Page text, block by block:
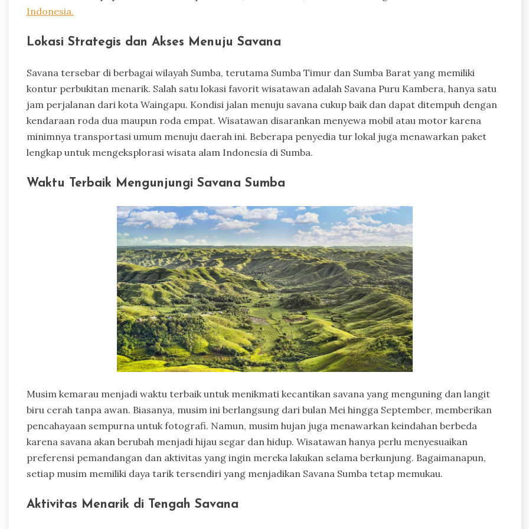
Indonesia.
Lokasi Strategis dan Akses Menuju Savana
Savana tersebar di berbagai wilayah Sumba, terutama Sumba Timur dan Sumba Barat yang memiliki
kontur perbukitan menarik. Salah satu lokasi favorit wisatawan adalah Savana Puru Kambera, hanya satu
jam perjalanan dari kota Waingapu. Kondisi jalan menuju savana cukup baik dan dapat ditempuh dengan
kendaraan roda dua maupun roda empat. Wisatawan disarankan menyewa mobil atau motor karena
minimnya transportasi umum menuju daerah ini. Beberapa penyedia tur lokal juga menawarkan paket
lengkap untuk mengeksplorasi wisata alam Indonesia di Sumba.
Waktu Terbaik Mengunjungi Savana Sumba
Musim kemarau menjadi waktu terbaik untuk menikmati kecantikan savana yang menguning dan langit
biru cerah tanpa awan. Biasanya, musim ini berlangsung dari bulan Mei hingga September, memberikan
pencahayaan sempurna untuk fotografi. Namun, musim hujan juga menawarkan keindahan berbeda
karena savana akan berubah menjadi hijau segar dan hidup. Wisatawan hanya perlu menyesuaikan
preferensi pemandangan dan aktivitas yang ingin mereka lakukan selama berkunjung. Bagaimanapun,
setiap musim memiliki daya tarik tersendiri yang menjadikan Savana Sumba tetap memukau.
Aktivitas Menarik di Tengah Savana